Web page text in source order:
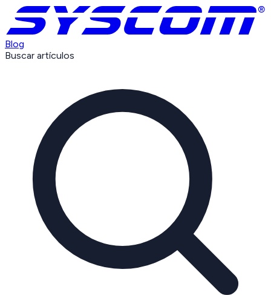
Blog
Buscar artículos